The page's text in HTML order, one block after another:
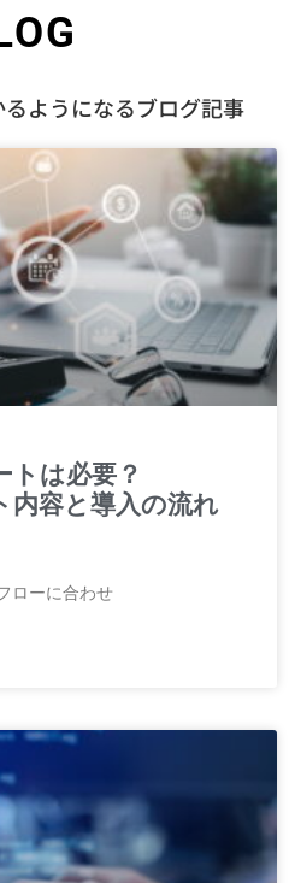
ようになるブログ記事
トは必要？
内容と導入の流れ
ローに合わせ